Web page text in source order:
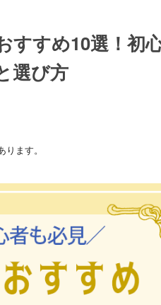
すすめ10選！初
選び方
ます。